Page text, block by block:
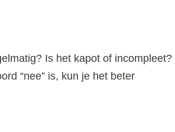
Is het kapot of incompleet?
“nee” is, kun je het beter